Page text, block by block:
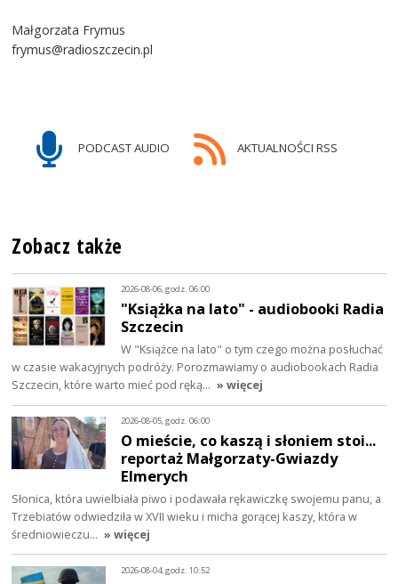
Małgorzata Frymus
frymus@radioszczecin.pl
PODCAST AUDIO AKTUALNOŚCI RSS
Zobacz także
2026-08-06, godz. 06:00
"Książka na lato" - audiobooki Radia
Szczecin
W "Książce na lato" o tym czego można posłuchać
w czasie wakacyjnych podróży. Porozmawiamy o audiobookach Radia
Szczecin, które warto mieć pod ręką… » więcej
2026-08-05, godz. 06:00
O mieście, co kaszą i słoniem stoi...
reportaż Małgorzaty-Gwiazdy
Elmerych
Słonica, która uwielbiała piwo i podawała rękawiczkę swojemu panu, a
Trzebiatów odwiedziła w XVII wieku i micha gorącej kaszy, która w
średniowieczu… » więcej
2026-08-04, godz. 10:52